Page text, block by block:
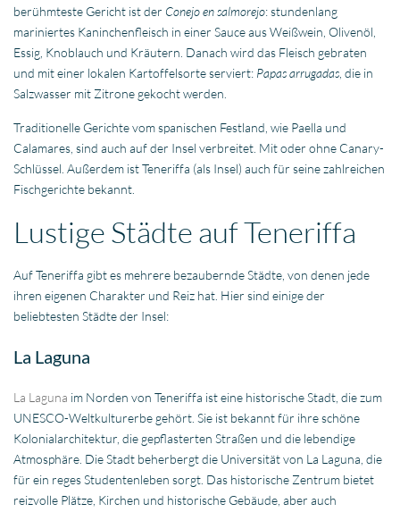
berühmteste Gericht ist der Conejo en salmorejo: stundenlang
mariniertes Kaninchenfleisch in einer Sauce aus Weißwein, Olivenöl,
Essig, Knoblauch und Kräutern. Danach wird das Fleisch gebraten
und mit einer lokalen Kartoffelsorte serviert: Papas arrugadas , die in
Salzwasser mit Zitrone gekocht werden.
Traditionelle Gerichte vom spanischen Festland, wie Paella und
Calamares, sind auch auf der Insel verbreitet. Mit oder ohne Canary-
Schlüssel. Außerdem ist Teneriffa (als Insel) auch für seine zahlreichen
Fischgerichte bekannt.
Lustige Städte auf Teneriffa
Auf Teneriffa gibt es mehrere bezaubernde Städte, von denen jede
ihren eigenen Charakter und Reiz hat. Hier sind einige der
beliebtesten Städte der Insel:
La Laguna
La Laguna im Norden von Teneriffa ist eine historische Stadt, die zum
UNESCO-Weltkulturerbe gehört. Sie ist bekannt für ihre schöne
Kolonialarchitektur, die gepflasterten Straßen und die lebendige
Atmosphäre. Die Stadt beherbergt die Universität von La Laguna, die
für ein reges Studentenleben sorgt. Das historische Zentrum bietet
reizvolle Plätze, Kirchen und historische Gebäude, aber auch